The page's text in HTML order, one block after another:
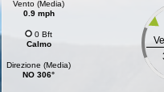
Vento (Media)
0.9 mph
0 Bft
Calmo
Direzione (Media)
NO 306°